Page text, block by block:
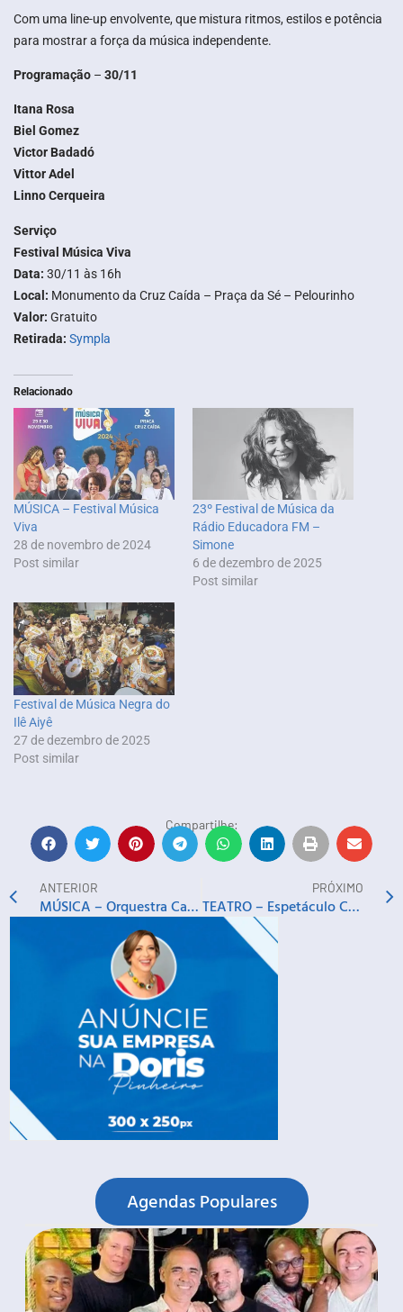
Compartilhe:
ANTERIOR
MÚSICA – Orquestra Castro Alves, Orquestra Pedagógica Experimental e Banda Sinfônica do Núcleo Central do NEOJIBA
PRÓXIMO
TEATRO – Espetáculo Casa Barriga
Com uma line-up envolvente, que mistura ritmos, estilos e potência
para mostrar a força da música independente.
Programação – 30/11
Itana Rosa
Biel Gomez
Victor Badadó
Vittor Adel
Linno Cerqueira
Serviço
Festival Música Viva
Data: 30/11 às 16h
Local: Monumento da Cruz Caída – Praça da Sé – Pelourinho
Valor: Gratuito
Retirada: Sympla
Relacionado
MÚSICA – Festival Música
Viva
28 de novembro de 2024
Post similar
23º Festival de Música da
Rádio Educadora FM –
Simone
6 de dezembro de 2025
Post similar
Festival de Música Negra do
Ilê Aiyê
27 de dezembro de 2025
Post similar
Agendas Populares